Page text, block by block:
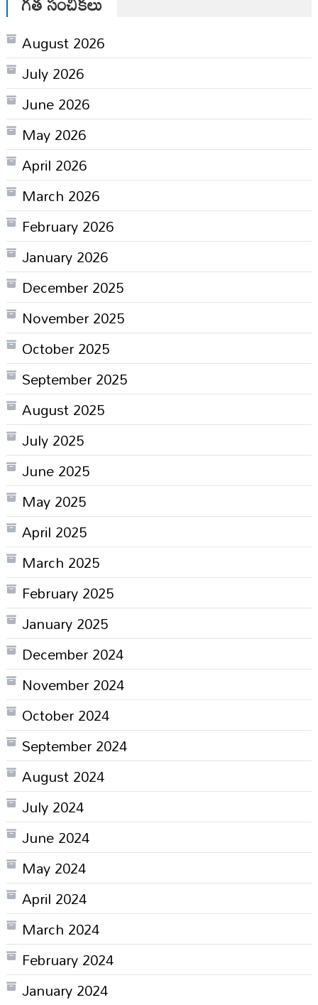
August 2026
July 2026
June 2026
May 2026
April 2026
March 2026
February 2026
January 2026
December 2025
November 2025
October 2025
September 2025
August 2025
July 2025
June 2025
May 2025
April 2025
March 2025
February 2025
January 2025
December 2024
November 2024
October 2024
September 2024
August 2024
July 2024
June 2024
May 2024
April 2024
March 2024
February 2024
January 2024